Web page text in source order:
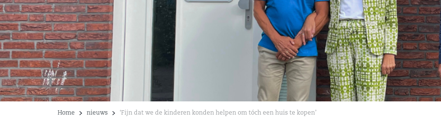
Home nieuws ‘Fijn dat we de kinderen konden helpen om tóch een huis te kopen’